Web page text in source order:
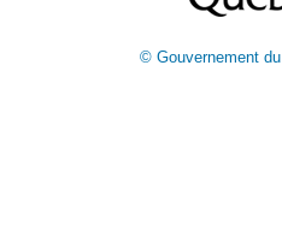
© Gouvernement